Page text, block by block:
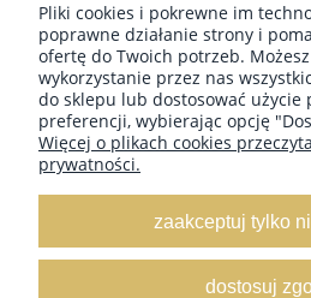
RAJSTOPY KABARETKI Z
Producent:
22,90 ZŁ
Pliki cookies i pokrewne im
poprawne działanie strony i
ofertę do Twoich potrzeb.
wykorzystanie przez nas
do sklepu lub dostosować użycie
preferencji, wybierając opcję
Więcej o plikach cookies
prywatności.
zaakceptuj tylko
dostosuj